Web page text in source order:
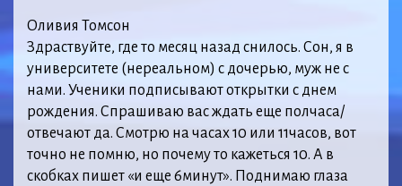
Оливия Томсон
Здраствуйте, где то месяц назад снилось. Сон, я в
университете (нереальном) с дочерью, муж не с
нами. Ученики подписывают открытки с днем
рождения. Спрашиваю вас ждать еще полчаса/
отвечают да. Смотрю на часах 10 или 11часов, вот
точно не помню, но почему то кажеться 10. А в
скобках пишет «и еще 6минут». Поднимаю глаза